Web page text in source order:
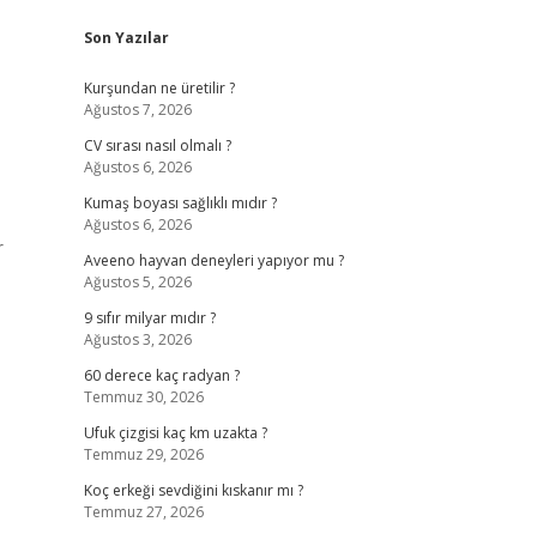
Sidebar
Son Yazılar
Kurşundan ne üretilir ?
Ağustos 7, 2026
CV sırası nasıl olmalı ?
Ağustos 6, 2026
Kumaş boyası sağlıklı mıdır ?
Ağustos 6, 2026
Aveeno hayvan deneyleri yapıyor mu ?
Ağustos 5, 2026
9 sıfır milyar mıdır ?
Ağustos 3, 2026
60 derece kaç radyan ?
Temmuz 30, 2026
Ufuk çizgisi kaç km uzakta ?
Temmuz 29, 2026
Koç erkeği sevdiğini kıskanır mı ?
Temmuz 27, 2026